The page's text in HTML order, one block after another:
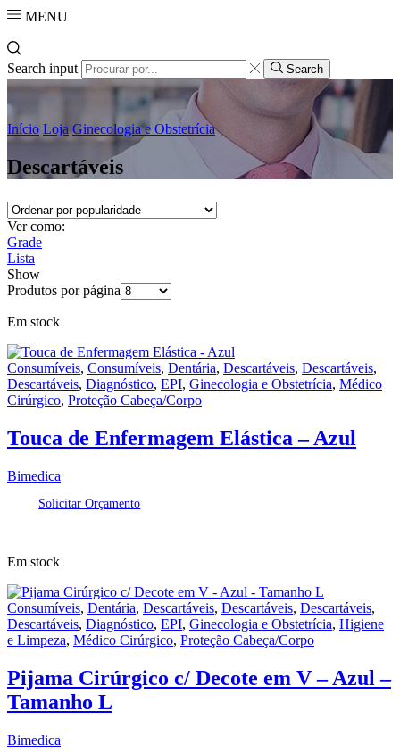
MENU
Search input Search
Início Loja Ginecologia e Obstetrícia
Descartáveis
Ver como:
Grade
Lista
Show
Produtos por página
Em stock
Consumíveis, Consumíveis, Dentária, Descartáveis, Descartáveis,
Descartáveis, Diagnóstico, EPI, Ginecologia e Obstetrícia, Médico
Cirúrgico, Proteção Cabeça/Corpo
Touca de Enfermagem Elástica – Azul
Bimedica
Solicitar Orçamento
Em stock
Consumíveis, Dentária, Descartáveis, Descartáveis, Descartáveis,
Descartáveis, Diagnóstico, EPI, Ginecologia e Obstetrícia, Higiene
e Limpeza, Médico Cirúrgico, Proteção Cabeça/Corpo
Pijama Cirúrgico c/ Decote em V – Azul –
Tamanho L
Bimedica